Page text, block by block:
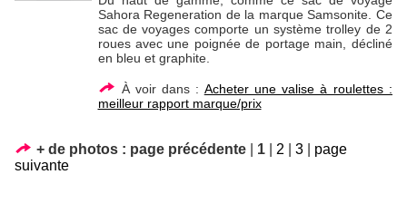
Sahora Regeneration de la marque Samsonite. Ce
sac de voyages comporte un système trolley de 2
roues avec une poignée de portage main, décliné
en bleu et graphite.
À voir dans : Acheter une valise à roulettes :
meilleur rapport marque/prix
+ de photos : page précédente 1 2 3
page
suivante